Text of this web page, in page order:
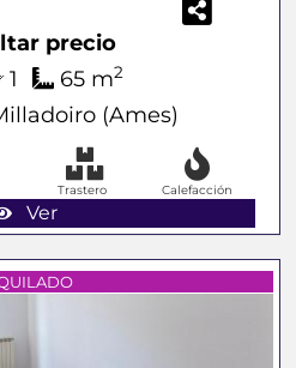
precio
1 65 m2
(Ames)
Ver
Trastero Calefacción